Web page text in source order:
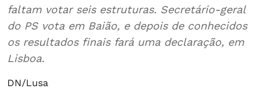
faltam votar seis estruturas. Secretário-geral
do PS vota em Baião, e depois de conhecidos
os resultados finais fará uma declaração, em
Lisboa.
DN/Lusa